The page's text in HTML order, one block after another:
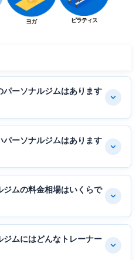
ヨガ ピラティス
ーソナルジムはあります
ーソナルジムはあります
ムの料金相場はいくらで
ムにはどんなトレーナー